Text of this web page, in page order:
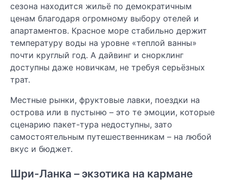
сезона находится жильё по демократичным
ценам благодаря огромному выбору отелей и
апартаментов. Красное море стабильно держит
температуру воды на уровне «теплой ванны»
почти круглый год. А дайвинг и снорклинг
доступны даже новичкам, не требуя серьёзных
трат.
Местные рынки, фруктовые лавки, поездки на
острова или в пустыню – это те эмоции, которые
сценарию пакет-тура недоступны, зато
самостоятельным путешественникам – на любой
вкус и бюджет.
Шри-Ланка – экзотика на кармане